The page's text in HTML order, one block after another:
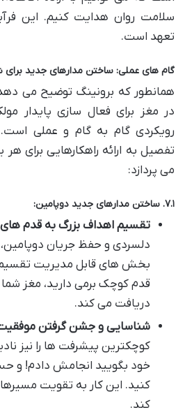
سلامت روان هدایت کنیم. این
تعهد است.
گام های عملی: ساختن مدارهای جدید برای
همانطور که برونینگ توضیح می
در مغز برای فعال سازی پایدار
رویکردی گام به گام و عملی
تفصیل به ارائه راهکارهایی برای
می پردازد:
۷.۱. ساختن مدارهای جدید دوپامین:
تقسیم اهداف بزرگ به قدم
دلسردی و حفظ جریان
بخش های قابل مدیریت تقسیم
قدم کوچک برمی دارید، مغز
دریافت می کند.
شناسایی و جشن گرفتن
کوچکترین پیشرفت ها را نیز
خود بگویید انجامش دادم! و
کنید. این کار به تقویت
کند.